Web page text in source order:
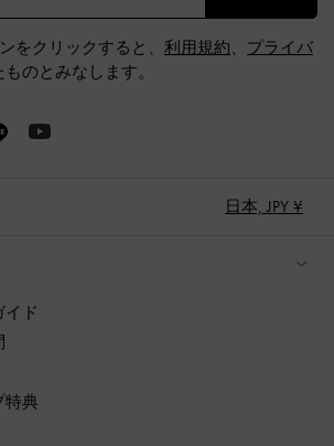
をクリックすると、 利用規約、 プライバ
のとみなします。
日本, JPY ¥
イド
特典